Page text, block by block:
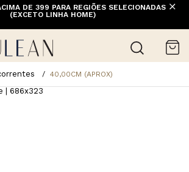
DE 399 PARA REGIÕES SELECIONADAS
(EXCETO LINHA HOME)
40,00CM (APROX)